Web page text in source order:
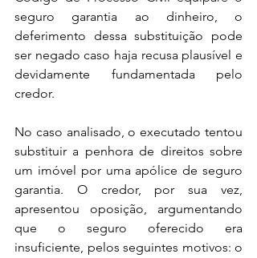
seguro garantia ao dinheiro, o
deferimento dessa substituição pode
ser negado caso haja recusa plausível e
devidamente fundamentada pelo
credor.
No caso analisado, o executado tentou
substituir a penhora de direitos sobre
um imóvel por uma apólice de seguro
garantia. O credor, por sua vez,
apresentou oposição, argumentando
que o seguro oferecido era
insuficiente, pelos seguintes motivos: o